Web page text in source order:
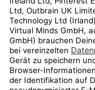
Kundenservice
Shop
Aktionen
Travel